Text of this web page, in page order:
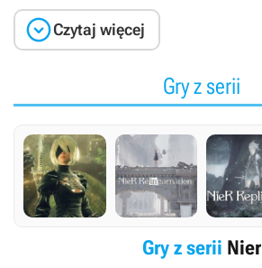
Czytaj więcej
Gry z serii
Gry z serii Nier